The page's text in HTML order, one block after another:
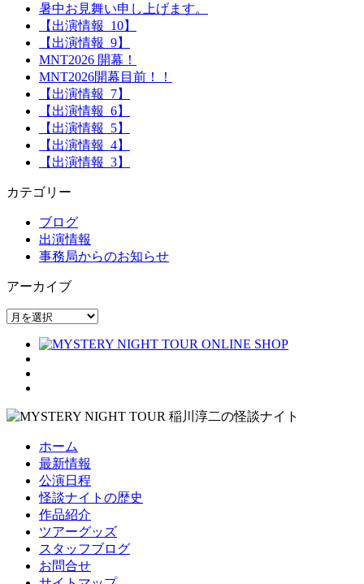
暑中お見舞い申し上げます。
【出演情報_10】
【出演情報_9】
MNT2026 開幕！
MNT2026開幕目前！！
【出演情報_7】
【出演情報_6】
【出演情報_5】
【出演情報_4】
【出演情報_3】
カテゴリー
ブログ
出演情報
事務局からのお知らせ
アーカイブ
ア
ホーム
最新情報
公演日程
怪談ナイトの歴史
作品紹介
ツアーグッズ
スタッフブログ
お問合せ